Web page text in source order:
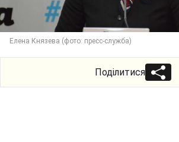
Елена Князева (фото: пресс-служба)
Поділитися